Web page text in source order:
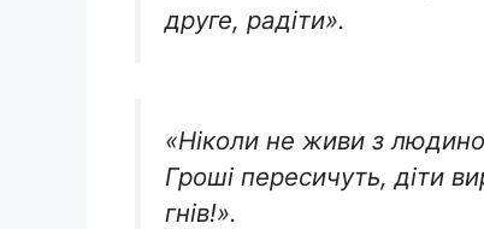
друге, радіти».
«Ніколи не живи з
Гроші пересичуть, діти
гнів!».